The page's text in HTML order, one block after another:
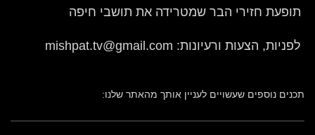
תופעת חזירי הבר שמטרידה את תושבי חיפה
לפניות, הצעות ורעיונות: mishpat.tv@gmail.com
תכנים נוספים שעשויים לעניין אותך מהאתר שלנו: